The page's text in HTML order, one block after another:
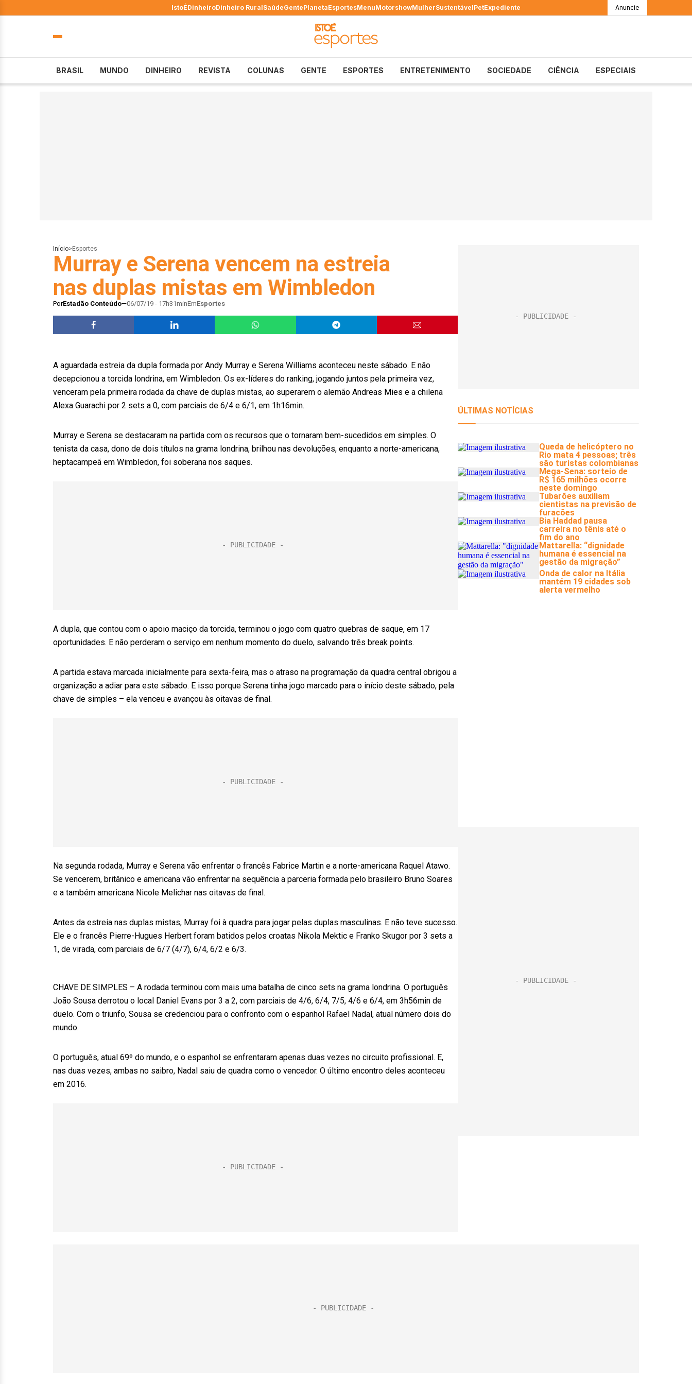
IstoÉDinheiroDinheiro RuralSaúdeGentePlanetaEsportesMenuMotorshowMulherSustentávelPetExpediente Anuncie
BRASIL MUNDO DINHEIRO REVISTA COLUNAS GENTE ESPORTES ENTRETENIMENTO SOCIEDADE CIÊNCIA ESPECIAIS
Início> Esportes
Murray e Serena vencem na estreia
nas duplas mistas em Wimbledon
PorEstadão Conteúdo 06/07/19 - 17h31minEmEsportes
A aguardada estreia da dupla formada por Andy Murray e Serena Williams aconteceu neste sábado. E não
decepcionou a torcida londrina, em Wimbledon. Os ex-líderes do ranking, jogando juntos pela primeira vez,
venceram pela primeira rodada da chave de duplas mistas, ao superarem o alemão Andreas Mies e a chilena
Alexa Guarachi por 2 sets a 0, com parciais de 6/4 e 6/1, em 1h16min.
Murray e Serena se destacaram na partida com os recursos que o tornaram bem-sucedidos em simples. O
tenista da casa, dono de dois títulos na grama londrina, brilhou nas devoluções, enquanto a norte-americana,
heptacampeã em Wimbledon, foi soberana nos saques.
A dupla, que contou com o apoio maciço da torcida, terminou o jogo com quatro quebras de saque, em 17
oportunidades. E não perderam o serviço em nenhum momento do duelo, salvando três break points.
A partida estava marcada inicialmente para sexta-feira, mas o atraso na programação da quadra central obrigou a
organização a adiar para este sábado. E isso porque Serena tinha jogo marcado para o início deste sábado, pela
chave de simples – ela venceu e avançou às oitavas de final.
Na segunda rodada, Murray e Serena vão enfrentar o francês Fabrice Martin e a norte-americana Raquel Atawo.
Se vencerem, britânico e americana vão enfrentar na sequência a parceria formada pelo brasileiro Bruno Soares
e a também americana Nicole Melichar nas oitavas de final.
Antes da estreia nas duplas mistas, Murray foi à quadra para jogar pelas duplas masculinas. E não teve sucesso.
Ele e o francês Pierre-Hugues Herbert foram batidos pelos croatas Nikola Mektic e Franko Skugor por 3 sets a
1, de virada, com parciais de 6/7 (4/7), 6/4, 6/2 e 6/3.
CHAVE DE SIMPLES – A rodada terminou com mais uma batalha de cinco sets na grama londrina. O português
João Sousa derrotou o local Daniel Evans por 3 a 2, com parciais de 4/6, 6/4, 7/5, 4/6 e 6/4, em 3h56min de
duelo. Com o triunfo, Sousa se credenciou para o confronto com o espanhol Rafael Nadal, atual número dois do
mundo.
O português, atual 69º do mundo, e o espanhol se enfrentaram apenas duas vezes no circuito profissional. E,
nas duas vezes, ambas no saibro, Nadal saiu de quadra como o vencedor. O último encontro deles aconteceu
em 2016.